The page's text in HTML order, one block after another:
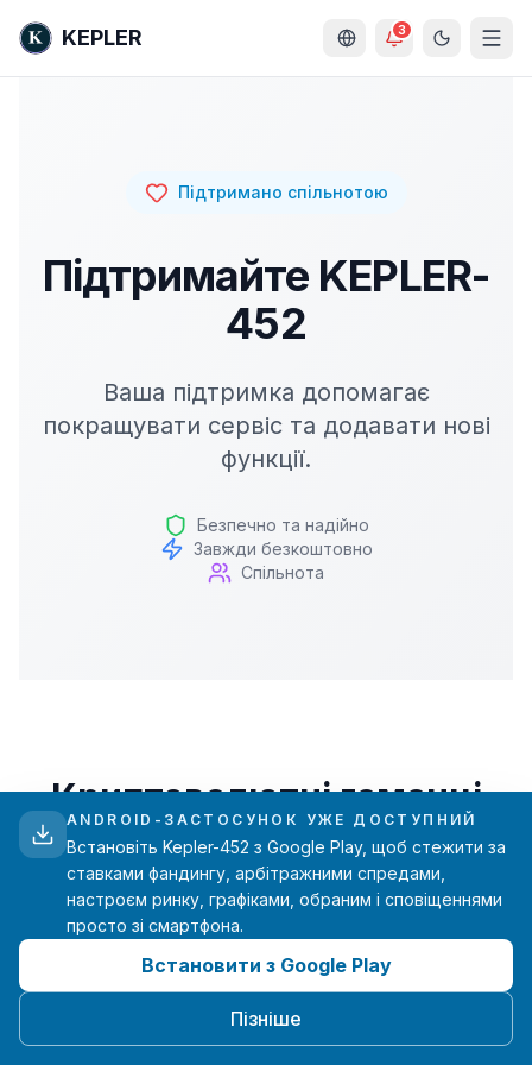
KEPLER 3
Підтримано спільнотою
Підтримайте KEPLER-
452
Ваша підтримка допомагає
покращувати сервіс та додавати нові
функції.
Безпечно та надійно
Завжди безкоштовно
Спільнота
Криптовалютні гаманці
Підтримайте KEPLER-452,
використовуючи ці адреси гаманців
ANDROID-ЗАСТОСУНОК УЖЕ ДОСТУПНИЙ
Встановіть Kepler-452 з Google Play, щоб стежити за
ставками фандингу, арбітражними спредами,
настроєм ринку, графіками, обраним і сповіщеннями
просто зі смартфона.
Встановити з Google Play
Пізніше